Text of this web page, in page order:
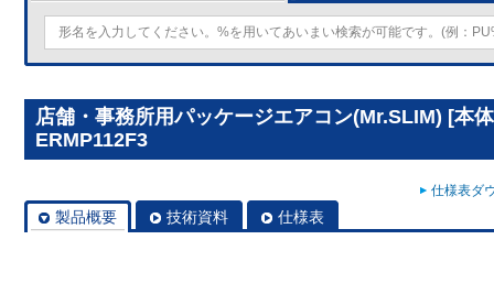
店舗・事務所用パッケージエアコン(Mr.SLIM) [本
ERMP112F3
仕様表ダ
製品概要 技術資料 仕様表